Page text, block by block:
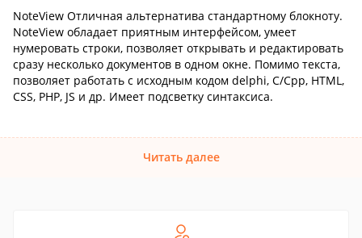
NoteView Отличная альтернатива стандартному блокноту.
NoteView обладает приятным интерфейсом, умеет
нумеровать строки, позволяет открывать и редактировать
сразу несколько документов в одном окне. Помимо текста,
позволяет работать с исходным кодом delphi, C/Cpp, HTML,
CSS, PHP, JS и др. Имеет подсветку синтаксиса.
Читать далее